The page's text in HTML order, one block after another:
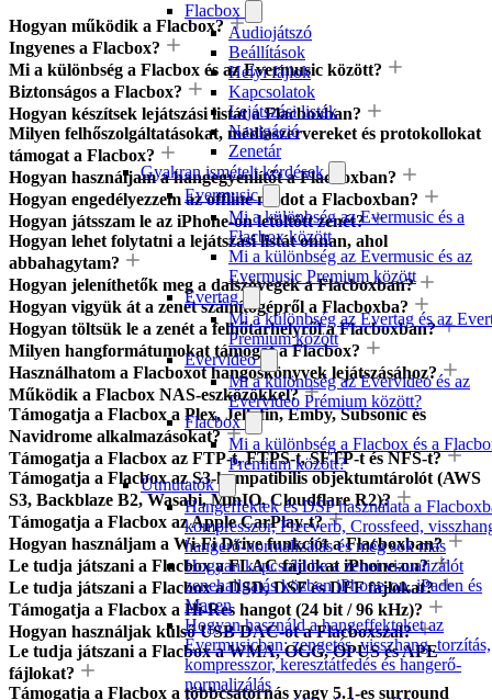
Flacbox
Audiojátszó
Beállítások
Helyi fájlok
Kapcsolatok
Lejátszási listák
Navigáció
Zenetár
Gyakran ismételt kérdések
Evermusic
Mi a különbség az Evermusic és a
Flacbox között
Mi a különbség az Evermusic és az
Evermusic Premium között
Evertag
Mi a különbség az Evertag és az
Premium között
Evervideo
Mi a különbség az Evervideo és az
Evervideo Prémium között?
Flacbox
Mi a különbség a Flacbox és a
Premium között?
Útmutatók
Hangeffektek és DSP használata a
kompresszor, Freeverb, Crossfeed,
hangerő-normalizálás és még sok más
Hogyan kapcsold be a zenei vizualizálót
zenehallgatás közben iPhone-on, iPaden és
Macen
Hogyan használd a hangeffekteket az
Evermusicban: zengetés, visszhang, torzítás,
kompresszor, keresztátfedés és hangerő-
normalizálás
Hogyan működik a Flacbox?
Ingyenes a Flacbox?
Mi a különbség a Flacbox és az Evermusic között?
Biztonságos a Flacbox?
Hogyan készítsek lejátszási listát a Flacboxban?
Milyen felhőszolgáltatásokat, médiaszervereket és protokollokat
támogat a Flacbox?
Hogyan használjam a hangegyenlítőt a Flacboxban?
Hogyan engedélyezzem az offline módot a Flacboxban?
Hogyan játsszam le az iPhone-on letöltött zenét?
Hogyan lehet folytatni a lejátszási listát onnan, ahol
abbahagytam?
Hogyan jeleníthetők meg a dalszövegek a Flacboxban?
Hogyan vigyük át a zenét számítógépről a Flacboxba?
Hogyan töltsük le a zenét a felhőtárhelyről a Flacboxban?
Milyen hangformátumokat támogat a Flacbox?
Használhatom a Flacboxot hangoskönyvek lejátszásához?
Működik a Flacbox NAS-eszközökkel?
Támogatja a Flacbox a Plex, Jellyfin, Emby, Subsonic és
Navidrome alkalmazásokat?
Támogatja a Flacbox az FTP-t, FTPS-t, SFTP-t és NFS-t?
Támogatja a Flacbox az S3-kompatibilis objektumtárolót (AWS
S3, Backblaze B2, Wasabi, MinIO, Cloudflare R2)?
Támogatja a Flacbox az Apple CarPlay-t?
Hogyan használjam a Wi-Fi Drive funkciót a Flacboxban?
Le tudja játszani a Flacbox a FLAC fájlokat iPhone-on?
Le tudja játszani a Flacbox a DSD, DSF és DFF fájlokat?
Támogatja a Flacbox a Hi-Res hangot (24 bit / 96 kHz)?
Hogyan használjak külső USB DAC-ot a Flacboxszal?
Le tudja játszani a Flacbox a WMA, OGG, OPUS és APE
fájlokat?
Támogatja a Flacbox a többcsatornás vagy 5.1-es surround